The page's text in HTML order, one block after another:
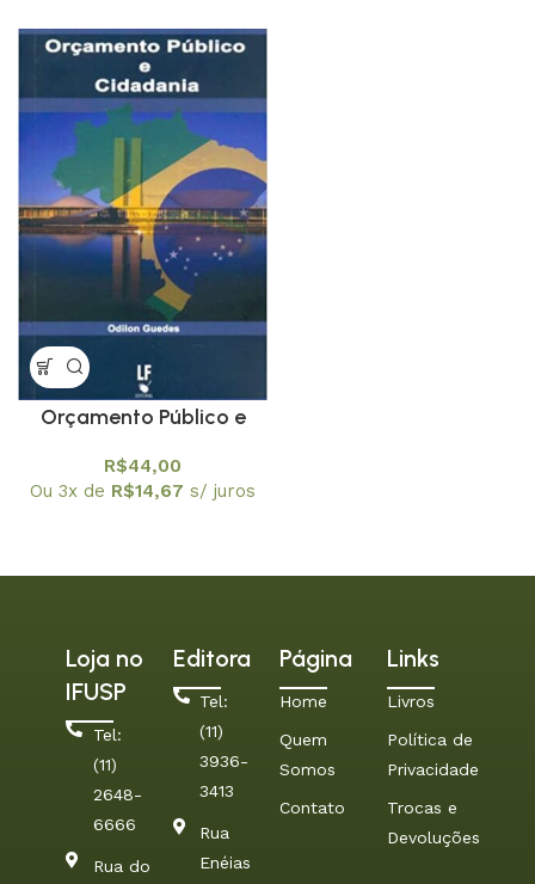
Orçamento Público e
R$44,00
Ou 3x de R$14,67 s/ juros
Loja no
IFUSP
Tel:
(11)
2648-
6666
Rua do
Editora
Tel:
(11)
3936-
3413
Rua
Enéias
Página
Home
Quem
Somos
Contato
Links
Livros
Política de
Privacidade
Trocas e
Devoluções